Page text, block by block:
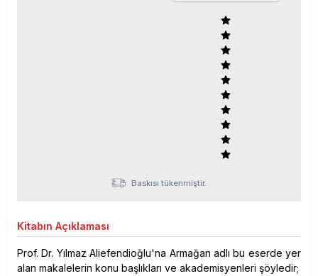
Baskısı tükenmiştir.
Kitabın Açıklaması
Prof. Dr. Yılmaz Aliefendioğlu'na Armağan adlı bu eserde yer
alan makalelerin konu başlıkları ve akademisyenleri şöyledir;